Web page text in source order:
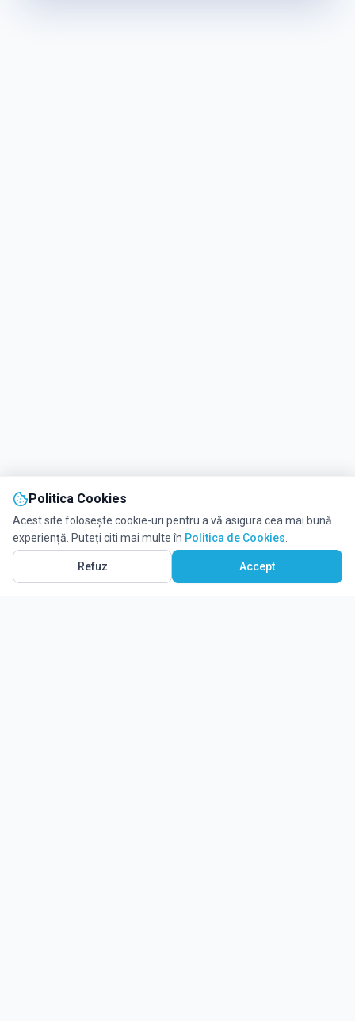
Politica Cookies
Acest site folosește cookie-uri pentru a vă asigura cea mai bună
experiență. Puteți citi mai multe în Politica de Cookies
Refuz Accept